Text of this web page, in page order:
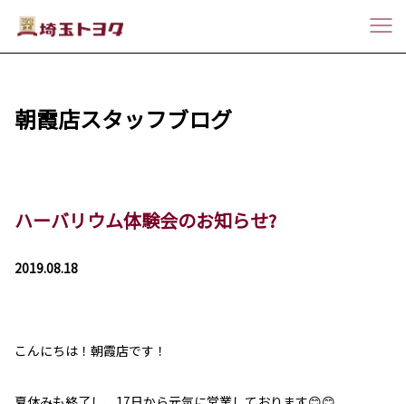
朝霞店スタッフブログ
ハーバリウム体験会のお知らせ?
2019.08.18
こんにちは！朝霞店です！